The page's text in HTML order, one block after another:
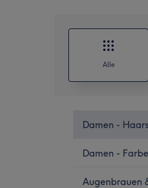
Alle
Damen -
Damen -
Augenbrauen